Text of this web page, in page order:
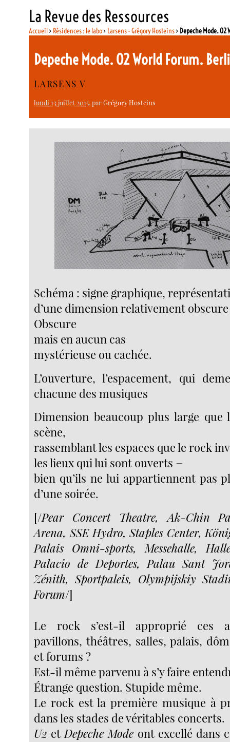
La Revue des Ressources
Accueil> Résidences : le labo> Larsens - Grégory Hosteins> Depeche Mode.
Depeche Mode. O2 World Forum.
LARSENS V
lundi 13 juillet 2015, parGrégory Hosteins
Schéma : signe graphique,
d’une dimension relativement
Obscure
mais en aucun cas
mystérieuse ou cachée.
L’ouverture, l’espacement, qui
chacune des musiques
Dimension beaucoup plus large que
scène,
rassemblant les espaces que le rock
les lieux qui lui sont ouverts −
bien qu’ils ne lui appartiennent pas
d’une soirée.
[/Pear Concert Theatre, Ak-Chin
Arena, SSE Hydro, Staples Center,
Palais Omni-sports, Messehalle,
Palacio de Deportes, Palau Sant
Zénith, Sportpaleis, Olympijskiy
Forum/]
Le rock s’est-il approprié ces
pavillons, théâtres, salles, palais,
et forums ?
Est-il même parvenu à s’y faire
Étrange question. Stupide même.
Le rock est la première musique à
dans les stades de véritables concerts.
U2 etDepeche Mode ont excellé dans